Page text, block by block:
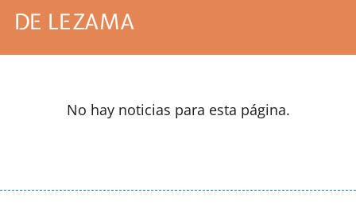
DE LEZAMA
No hay noticias para esta página.